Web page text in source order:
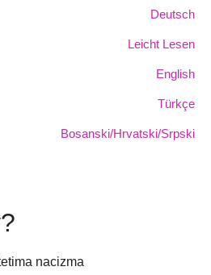
Deutsch
Leicht Lesen
English
Türkçe
Bosanski/Hrvatski/Srpski
nacizma